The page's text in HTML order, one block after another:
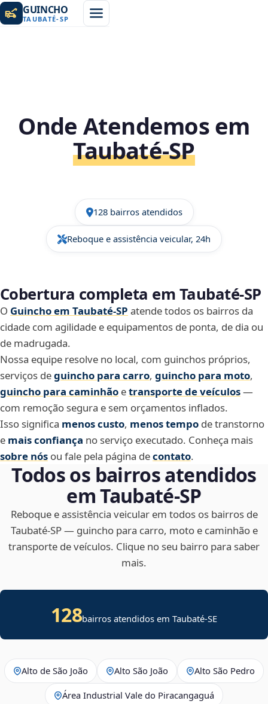
GUINCHO
TAUBATÉ-SP
Onde Atendemos em
Taubaté‑SP
128 bairros atendidos
Reboque e assistência veicular, 24h
Cobertura completa em Taubaté‑SP
O Guincho em Taubaté‑SP atende todos os bairros da
cidade com agilidade e equipamentos de ponta, de dia ou
de madrugada.
Nossa equipe resolve no local, com guinchos próprios,
serviços deguincho para carro, guincho para moto,
guincho para caminhão etransporte de veículos—
com remoção segura e sem orçamentos inflados.
Isso significa menos custo, menos tempo de transtorno
e mais confiança no serviço executado. Conheça mais
sobre nós ou fale pela página decontato.
Todos os bairros atendidos
em Taubaté‑SP
Reboque e assistência veicular em todos os bairros de
Taubaté‑SP — guincho para carro, moto e caminhão e
transporte de veículos. Clique no seu bairro para saber
mais.
128bairros atendidos emTaubaté-SE
Alto de São João Alto São João Alto São Pedro
Área Industrial Vale do Piracangaguá